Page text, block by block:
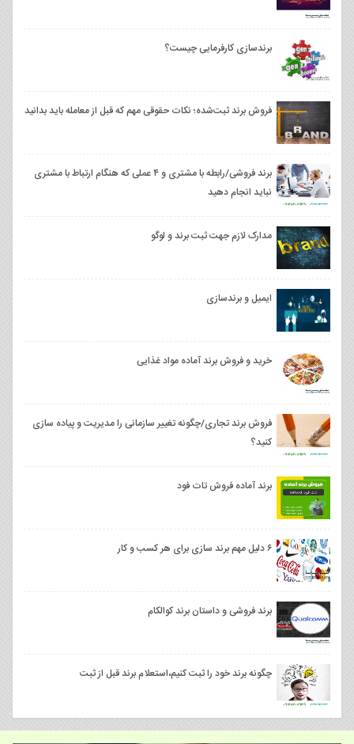
برندسازی کارفرمایی چیست؟
فروش برند ثبت‌شده؛ نکات حقوقی مهم که قبل از معامله باید بدانید
برند فروشی/رابطه با مشتری و ۴ عملی که هنگام ارتباط با مشتری
نباید انجام دهید
مدارک لازم جهت ثبت برند و لوگو
ایمیل و برندسازی
خرید و فروش برند آماده مواد غذایی
فروش برند تجاری/چگونه تغییر سازمانی را مدیریت و پیاده سازی
کنید؟
برند آماده فروش تات فود
۶ دلیل مهم برند سازی برای هر کسب و کار
برند فروشی و داستان برند کوالکام
چگونه برند خود را ثبت کنیم،استعلام برند قبل از ثبت